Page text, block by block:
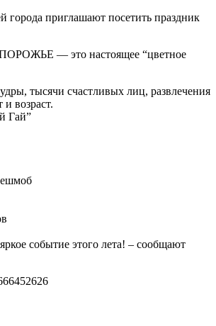
города приглашают посетить праздник
— это настоящее “цветное
тысячи счастливых лиц, развлечения
возраст.
Гай”
событие этого лета! – сообщают